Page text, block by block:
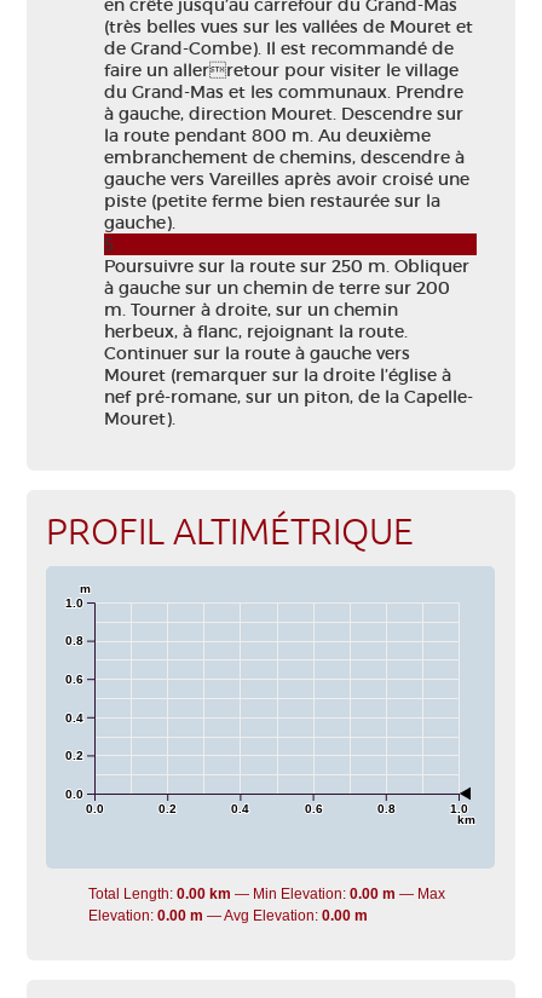
en crête jusqu’au carrefour du Grand-Mas
(très belles vues sur les vallées de Mouret et
de Grand-Combe). Il est recommandé de
faire un allerretour pour visiter le village
du Grand-Mas et les communaux. Prendre
à gauche, direction Mouret. Descendre sur
la route pendant 800 m. Au deuxième
embranchement de chemins, descendre à
gauche vers Vareilles après avoir croisé une
piste (petite ferme bien restaurée sur la
gauche).
5
Poursuivre sur la route sur 250 m. Obliquer
à gauche sur un chemin de terre sur 200
m. Tourner à droite, sur un chemin
herbeux, à flanc, rejoignant la route.
Continuer sur la route à gauche vers
Mouret (remarquer sur la droite l’église à
nef pré-romane, sur un piton, de la Capelle-
Mouret).
PROFIL ALTIMÉTRIQUE
0.0 0.2 0.4 0.6 0.8 1.0
km
0.0
0.2
0.4
0.6
0.8
1.0
m
Total Length:0.00 km Min Elevation:0.00 m
Max
Elevation:0.00 m Avg Elevation:0.00 m